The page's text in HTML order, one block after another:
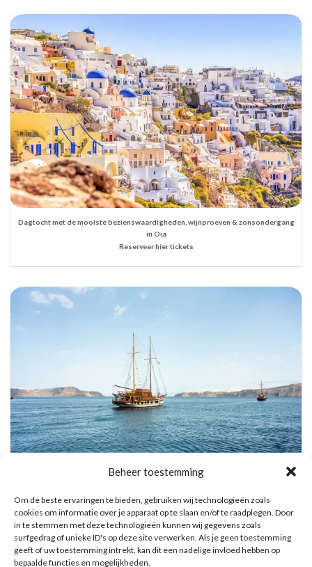
Beheer toestemming
Om de beste ervaringen te bieden, gebruiken wij technologieën zoals
cookies om informatie over je apparaat op te slaan en/of te raadplegen. Door
in te stemmen met deze technologieën kunnen wij gegevens zoals
surfgedrag of unieke ID's op deze site verwerken. Als je geen toestemming
geeft of uw toestemming intrekt, kan dit een nadelige invloed hebben op
bepaalde functies en mogelijkheden.
Dagtocht met de mooiste bezienswaardigheden, wijnproeven & zonsondergang
in Oia
Reserveer hier tickets